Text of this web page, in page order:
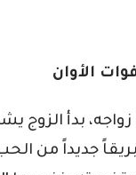
الأوان
سنة علي زواجه،
جديداً من